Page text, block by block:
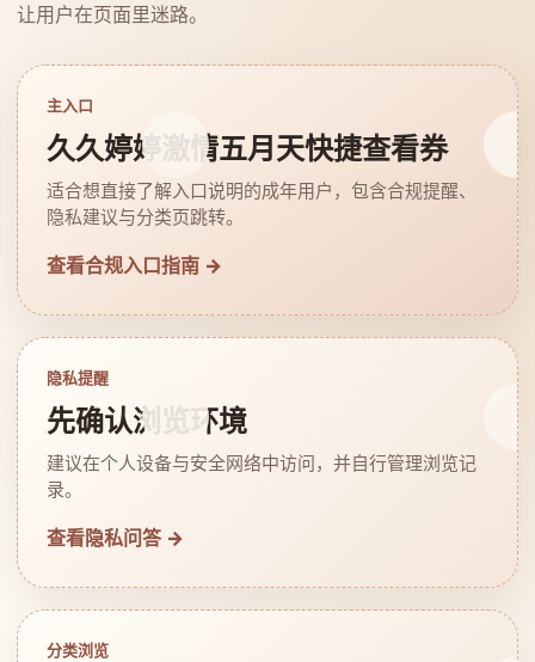
让用户在页面里迷路。
主入口
久久婷婷激情五月天快捷查看券
适合想直接了解入口说明的成年用户，包含合规提醒、
隐私建议与分类页跳转。
查看合规入口指南 →
隐私提醒
先确认浏览环境
建议在个人设备与安全网络中访问，并自行管理浏览记
录。
查看隐私问答 →
分类浏览